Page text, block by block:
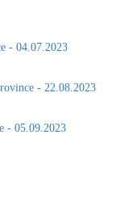
- 04.07.2023
- 22.08.2023
- 05.09.2023